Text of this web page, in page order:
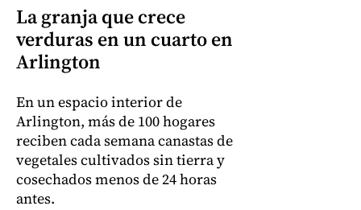
La granja que crece
verduras en un cuarto en
Arlington
En un espacio interior de
Arlington, más de 100 hogares
reciben cada semana canastas de
vegetales cultivados sin tierra y
cosechados menos de 24 horas
antes.